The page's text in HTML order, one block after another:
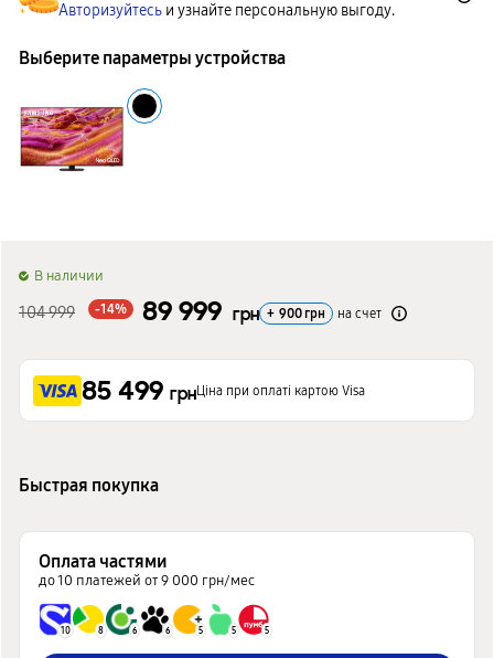
Авторизуйтесь и узнайте персональную выгоду.
Выберите параметры устройства
B наличии
104 999 -14% 89 999 грн + 900 грн на счет
85 499 грнЦіна при оплаті картою Visa
Быстрая покупка
Оплата частями
до 10 платежей от 9 000 грн/мес
10 8 6 6 5 5 5